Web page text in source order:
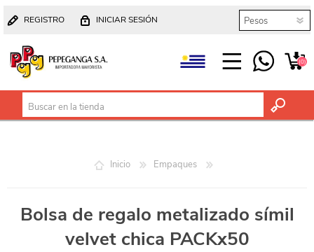
REGISTRO INICIAR SESIÓN
(0)
Inicio Empaques
Bolsa de regalo metalizado símil
velvet chica PACKx50